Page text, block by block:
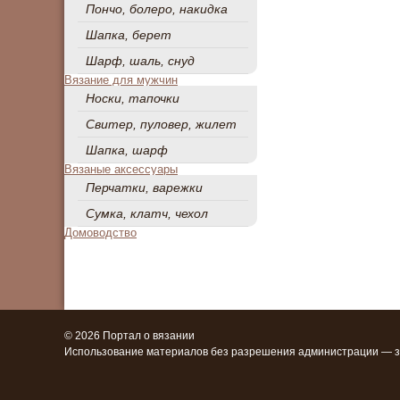
Пончо, болеро, накидка
Шапка, берет
Шарф, шаль, снуд
Вязание для мужчин
Носки, тапочки
Свитер, пуловер, жилет
Шапка, шарф
Вязаные аксессуары
Перчатки, варежки
Сумка, клатч, чехол
Домоводство
© 2026 Портал о вязании
Использование материалов без разрешения администрации —